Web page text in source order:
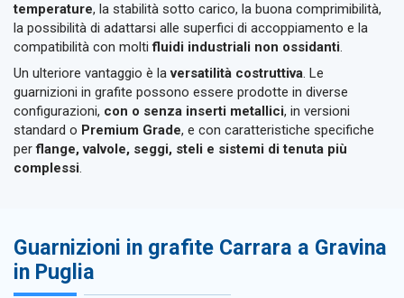
temperature, la stabilità sotto carico, la buona comprimibilità,
la possibilità di adattarsi alle superfici di accoppiamento e la
compatibilità con moltifluidi industriali non ossidanti.
Un ulteriore vantaggio è laversatilità costruttiva. Le
guarnizioni in grafite possono essere prodotte in diverse
configurazioni, con o senza inserti metallici, in versioni
standard o Premium Grade, e con caratteristiche specifiche
perflange, valvole, seggi, steli e sistemi di tenuta più
complessi.
Guarnizioni in grafite Carrara a Gravina
in Puglia